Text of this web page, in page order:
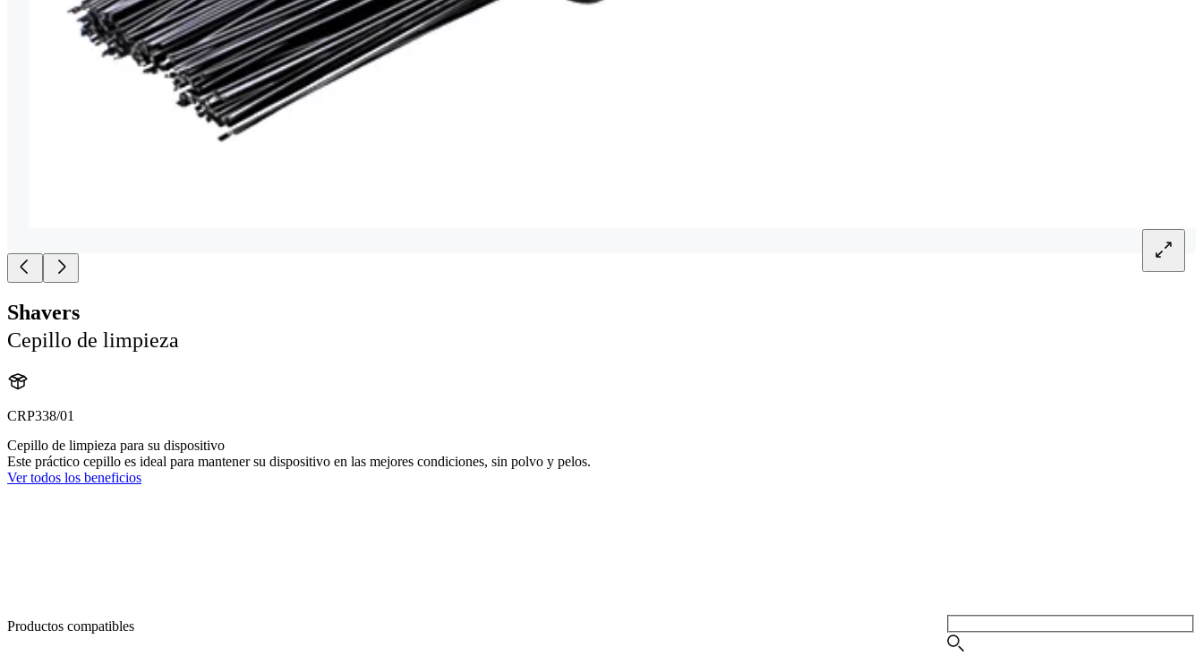
Shavers
Cepillo de limpieza
CRP338/01
Cepillo de limpieza para su dispositivo
Este práctico cepillo es ideal para mantener su dispositivo en las mejores condiciones, sin polvo y pelos.
Ver todos los beneficios
Productos compatibles